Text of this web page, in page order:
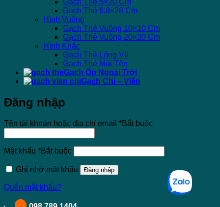
Gạch Thẻ 6.8×28 Cm
Hình Vuông
Gạch Thẻ Vuông 10×10 Cm
Gạch Thẻ Vuông 20×20 Cm
Hình Khác
Gạch Thẻ Lông Vũ
Gạch Thẻ Mũi Tên
Gạch Ốp Ngoài Trời
Gạch Chỉ – Viền
Đăng nhập
Tên tài khoản hoặc địa chỉ email *Bắt buộc
Mật khẩu *Bắt buộc
Ghi nhớ mật khẩu Đăng nhập
Quên mật khẩu?